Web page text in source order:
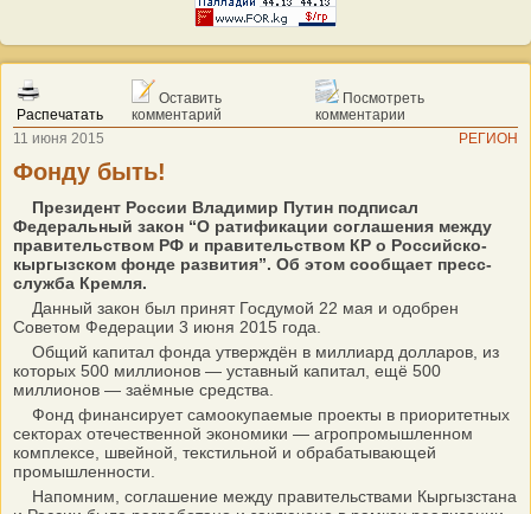
Распечатать
Оставить
комментарий
Посмотреть
комментарии
11 июня 2015
РЕГИОН
Фонду быть!
Президент России Владимир Путин подписал
Федеральный закон “О ратификации соглашения между
правительством РФ и правительством КР о Российско-
кыргызском фонде развития”. Об этом сообщает пресс-
служба Кремля.
Данный закон был принят Госдумой 22 мая и одобрен
Советом Федерации 3 июня 2015 года.
Общий капитал фонда утверждён в миллиард долларов, из
которых 500 миллионов — уставный капитал, ещё 500
миллионов — заёмные средства.
Фонд финансирует самоокупаемые проекты в приоритетных
секторах отечественной экономики — агропромышленном
комплексе, швейной, текстильной и обрабатывающей
промышленности.
Напомним, соглашение между правительствами Кыргызстана